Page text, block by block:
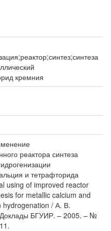
кремния
реактора синтеза
и тетрафторида
using of improved reactor
for metallic calcium and
hydrogenation / А. В.
БГУИР. – 2005. – №